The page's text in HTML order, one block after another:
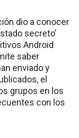
dio a conocer
secreto’
Android
saber
enviado y
el
grupos en los
con los